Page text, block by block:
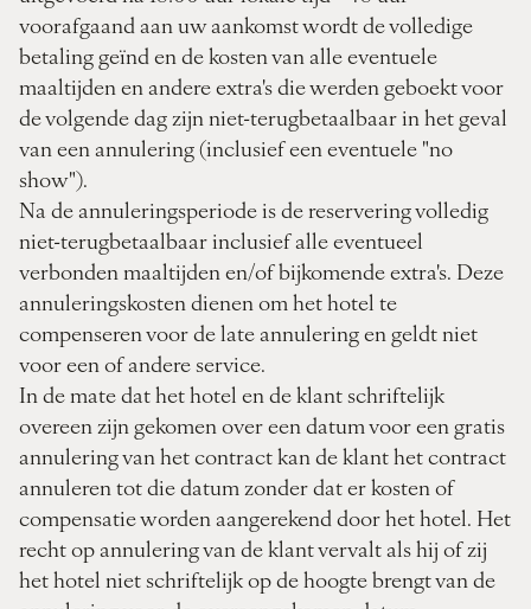
voorafgaand aan uw aankomst wordt de volledige
betaling geïnd en de kosten van alle eventuele
maaltijden en andere extra's die werden geboekt voor
de volgende dag zijn niet-terugbetaalbaar in het geval
van een annulering (inclusief een eventuele "no
show").
Na de annuleringsperiode is de reservering volledig
niet-terugbetaalbaar inclusief alle eventueel
verbonden maaltijden en/of bijkomende extra's. Deze
annuleringskosten dienen om het hotel te
compenseren voor de late annulering en geldt niet
voor een of andere service.
In de mate dat het hotel en de klant schriftelijk
overeen zijn gekomen over een datum voor een gratis
annulering van het contract kan de klant het contract
annuleren tot die datum zonder dat er kosten of
compensatie worden aangerekend door het hotel. Het
recht op annulering van de klant vervalt als hij of zij
het hotel niet schriftelijk op de hoogte brengt van de